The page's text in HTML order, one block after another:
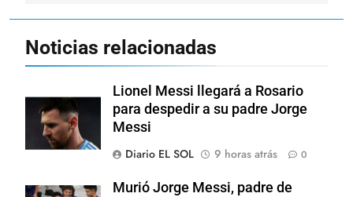
Noticias relacionadas
Lionel Messi llegará a Rosario
para despedir a su padre Jorge
Messi
Diario EL SOL
9 horas atrás 0
Murió Jorge Messi, padre de